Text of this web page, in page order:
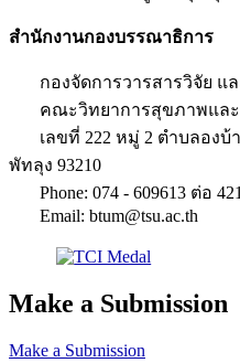
สำนักงานกองบรรณาธิการ
กองจัดการวารสารวิจัย แ
คณะวิทยาการสุขภาพและ
เลขที่ 222 หมู่ 2 ตำบลองบ้
พัทลุง 93210
Phone: 074 - 609613 ต่อ
Email: btum@tsu.ac.th
Make a Submission
Make a Submission